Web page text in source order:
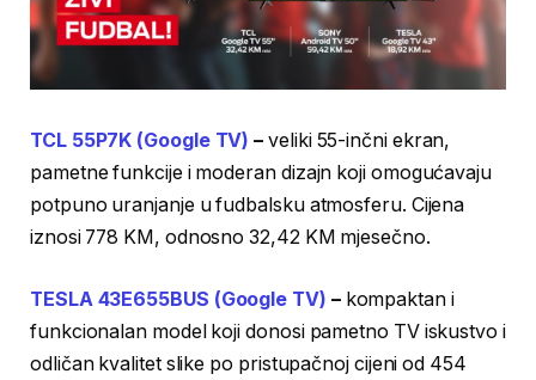
TCL 55P7K (Google TV) –veliki 55-inčni ekran,
pametne funkcije i moderan dizajn koji omogućavaju
potpuno uranjanje u fudbalsku atmosferu. Cijena
iznosi 778 KM, odnosno 32,42 KM mjesečno.
TESLA 43E655BUS (Google TV) – kompaktan i
funkcionalan model koji donosi pametno TV iskustvo i
odličan kvalitet slike po pristupačnoj cijeni od 454